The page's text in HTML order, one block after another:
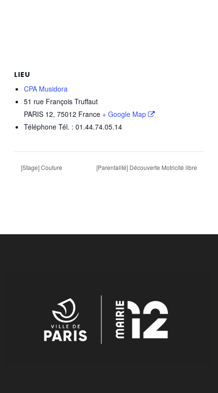
LIEU
CPA Musidora
51 rue François Truffaut
PARIS 12, 75012 France + Google Map
Téléphone Tél. : 01.44.74.05.14
[Stage] Couture [Parentalité] Découverte Motricité libre